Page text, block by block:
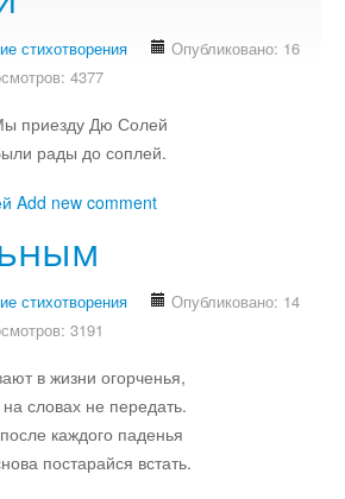
стихотворения
Опубликовано: 16
4377
приезду Дю Солей
рады до соплей.
Add new comment
стихотворения
Опубликовано: 14
3191
в жизни огорченья,
словах не передать.
каждого паденья
постарайся встать.